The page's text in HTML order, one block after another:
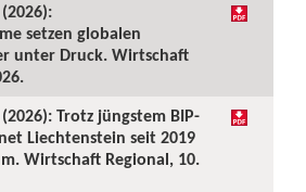
setzen globalen
unter Druck. Wirtschaft
Trotz jüngstem BIP-
Liechtenstein seit 2019
Wirtschaft Regional, 10.